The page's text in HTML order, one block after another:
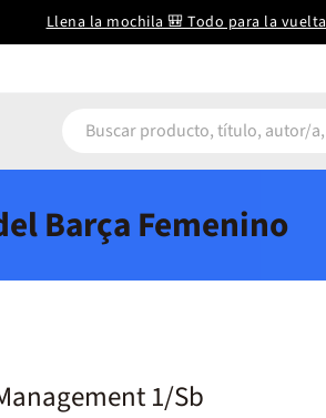
Llena la mochila 🎒 Todo para la vuelta
Barça Femenino
1/Sb